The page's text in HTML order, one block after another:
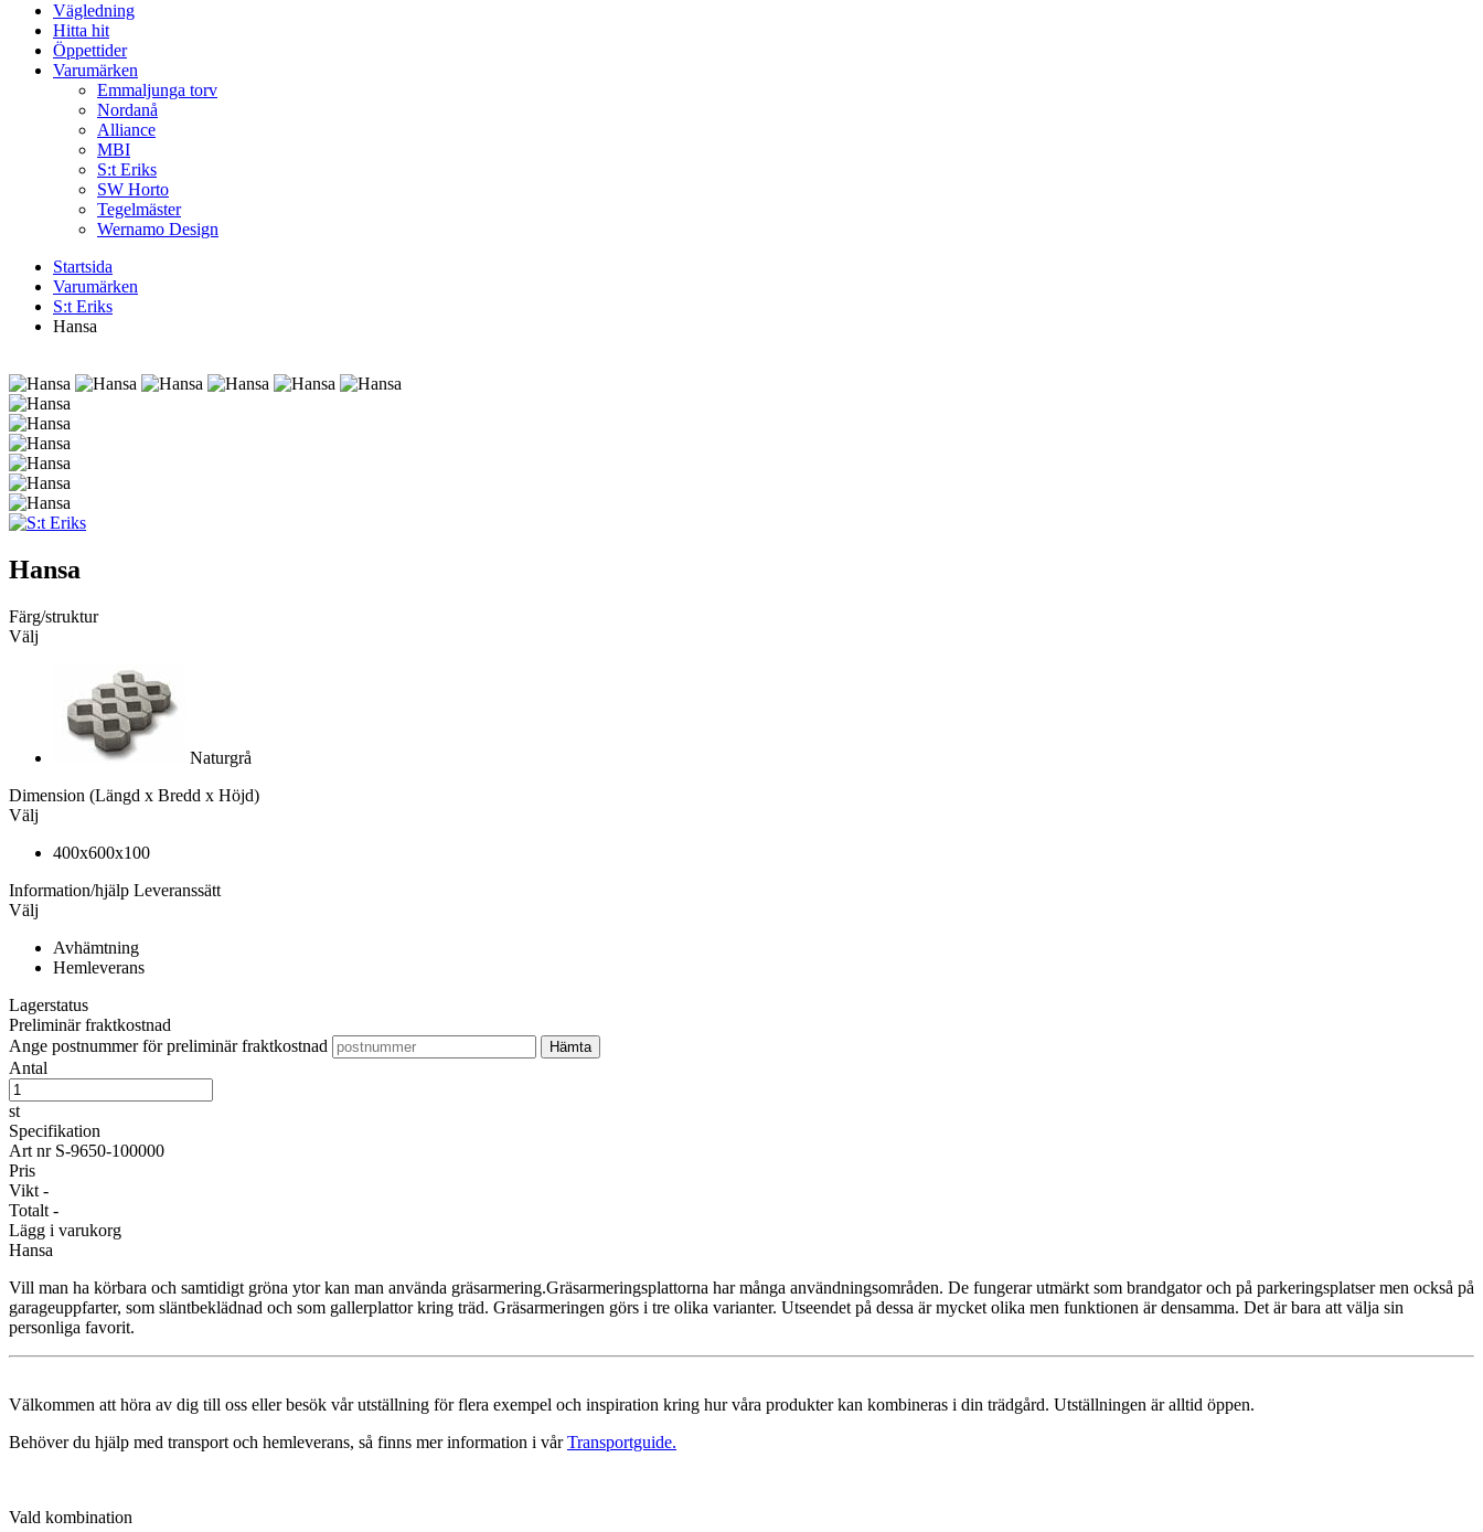
Vägledning
Hitta hit
Öppettider
Varumärken
Emmaljunga torv
Nordanå
Alliance
MBI
S:t Eriks
SW Horto
Tegelmäster
Wernamo Design
Startsida
Varumärken
S:t Eriks
Hansa
Hansa
Färg/struktur
Välj
Naturgrå
Dimension (Längd x Bredd x Höjd)
Välj
400x600x100
Information/hjälp Leveranssätt
Välj
Avhämtning
Hemleverans
Lagerstatus
Preliminär fraktkostnad
Ange postnummer för preliminär fraktkostnad
Antal
st
Specifikation
Art nr S-9650-100000
Pris
Vikt -
Totalt -
Lägg i varukorg
Hansa
Vill man ha körbara och samtidigt gröna ytor kan man använda gräsarmering.Gräsarmeringsplattorna har många användningsområden. De fungerar utmärkt som brandgator och på parkeringsplatser men också på
garageuppfarter, som släntbeklädnad och som gallerplattor kring träd. Gräsarmeringen görs i tre olika varianter. Utseendet på dessa är mycket olika men funktionen är densamma. Det är bara att välja sin
personliga favorit.
Välkommen att höra av dig till oss eller besök vår utställning för flera exempel och inspiration kring hur våra produkter kan kombineras i din trädgård. Utställningen är alltid öppen.
Behöver du hjälp med transport och hemleverans, så finns mer information i vårTransportguide.
Vald kombination